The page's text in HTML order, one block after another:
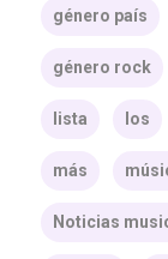
género país
género rock
lista los
más
Noticias